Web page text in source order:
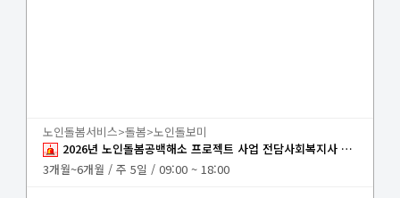
노인돌봄서비스>돌봄>노인돌보미
2026년 노인돌봄공백해소 프로젝트 사업 전담사회복지사 채용 공고
3개월~6개월 / 주 5일 / 09:00 ~ 18:00